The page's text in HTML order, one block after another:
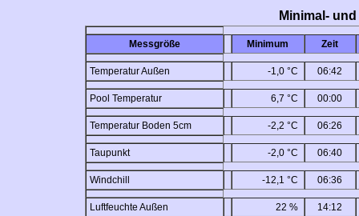
Minimal-
Messgröße Minimum Zeit
Temperatur Außen -1,0 °C 06:42
Pool Temperatur 6,7 °C 00:00
Temperatur Boden 5cm -2,2 °C 06:26
Taupunkt -2,0 °C 06:40
Windchill -12,1 °C 06:36
Luftfeuchte Außen 22 % 14:12